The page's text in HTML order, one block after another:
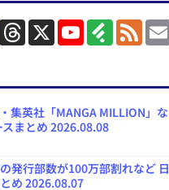
T
h
d
s
X
Y
o
b
e
C
h
n
e
F
e
y
F
e
集英社「MANGA MILLION」な
まとめ 2026.08.08
発行部数が100万部割れなど 日
め 2026.08.07